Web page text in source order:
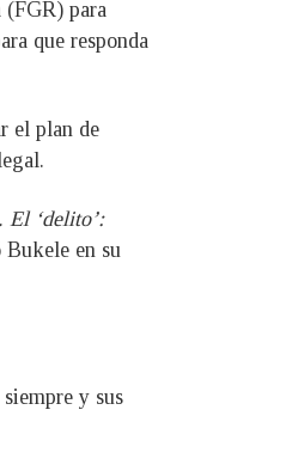
para
que responda
el plan de
El ‘delito’:
Bukele en su
y sus